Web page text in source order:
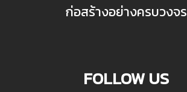
ก่อสร้างอย่างครบวงจร
FOLLOW US